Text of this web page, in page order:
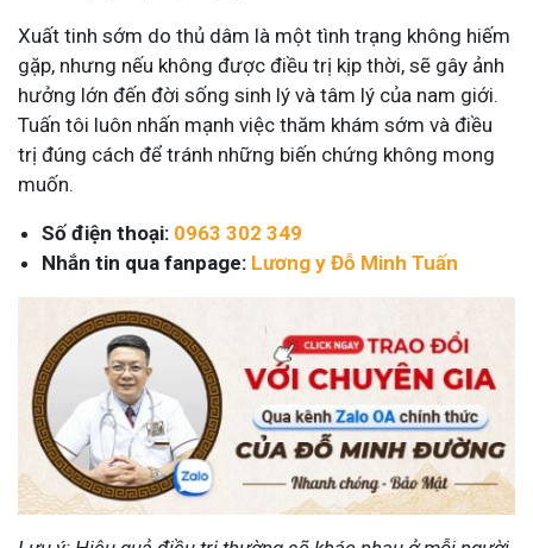
Xuất tinh sớm do thủ dâm là một tình trạng không hiếm
gặp, nhưng nếu không được điều trị kịp thời, sẽ gây ảnh
hưởng lớn đến đời sống sinh lý và tâm lý của nam giới.
Tuấn tôi luôn nhấn mạnh việc thăm khám sớm và điều
trị đúng cách để tránh những biến chứng không mong
muốn.
Số điện thoại: 0963 302 349
Nhắn tin qua fanpage: Lương y Đỗ Minh Tuấn